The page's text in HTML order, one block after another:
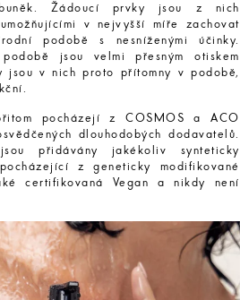
Žádoucí prvky jsou z nich
v nejvyšší míře zachovat
podobě s nesníženými účinky.
jsou velmi přesným otiskem
jsou v nich proto přítomny v podobě,
pocházejí z COSMOS a ACO
dlouhodobých dodavatelů.
přidávány jakékoliv synteticky
z geneticky modifikované
certifikovaná Vegan a nikdy není